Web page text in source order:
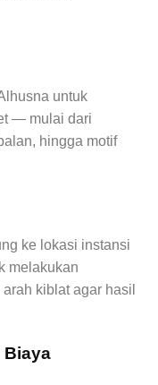
untuk
— mulai dari
hingga motif
ke lokasi instansi
melakukan
kiblat agar hasil
Biaya